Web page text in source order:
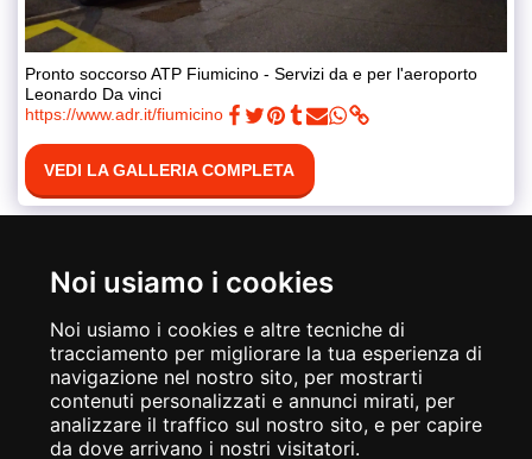
Noi usiamo i cookies
Noi usiamo i cookies e altre tecniche di
tracciamento per migliorare la tua esperienza di
navigazione nel nostro sito, per mostrarti
contenuti personalizzati e annunci mirati, per
analizzare il traffico sul nostro sito, e per capire
da dove arrivano i nostri visitatori.
Pronto soccorso ATP Fiumicino - Servizi da e per l'aeroporto
Leonardo Da vinci
https://www.adr.it/fiumicino
VEDI LA GALLERIA COMPLETA